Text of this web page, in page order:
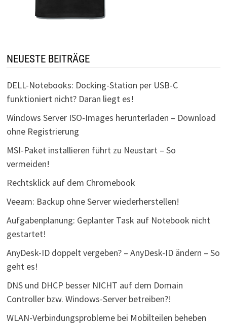
NEUESTE BEITRÄGE
DELL-Notebooks: Docking-Station per USB-C
funktioniert nicht? Daran liegt es!
Windows Server ISO-Images herunterladen – Download
ohne Registrierung
MSI-Paket installieren führt zu Neustart – So
vermeiden!
Rechtsklick auf dem Chromebook
Veeam: Backup ohne Server wiederherstellen!
Aufgabenplanung: Geplanter Task auf Notebook nicht
gestartet!
AnyDesk-ID doppelt vergeben? – AnyDesk-ID ändern – So
geht es!
DNS und DHCP besser NICHT auf dem Domain
Controller bzw. Windows-Server betreiben?!
WLAN-Verbindungsprobleme bei Mobilteilen beheben